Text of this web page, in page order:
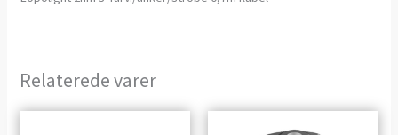
Relaterede varer